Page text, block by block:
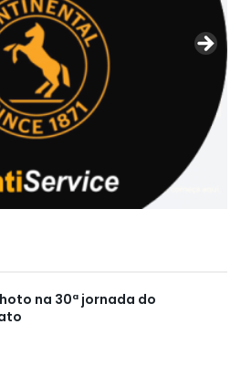
na 30ª jornada do